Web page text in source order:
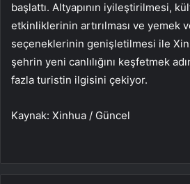
başlattı. Altyapının iyileştirilmesi,
etkinliklerinin artırılması ve yemek
seçeneklerinin genişletilmesi ile
şehrin yeni canlılığını keşfetmek
fazla turistin ilgisini çekiyor.
Kaynak: Xinhua / Güncel